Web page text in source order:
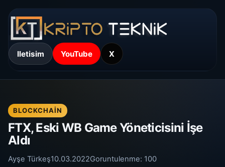
Iletisim YouTube X
BLOCKCHAIN
FTX, Eski WB Game Yöneticisini İşe
Aldı
Ayşe Türkeş10.03.2022Goruntulenme: 100